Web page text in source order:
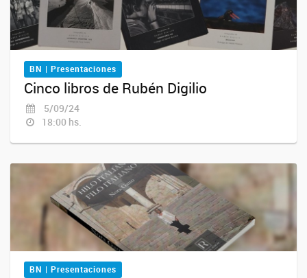
BN | Presentaciones
Cinco libros de Rubén Digilio
5/09/24
18:00 hs.
BN | Presentaciones